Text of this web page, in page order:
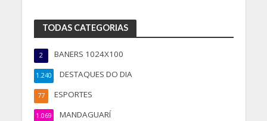
TODAS CATEGORIAS
BANERS 1024X100
2
DESTAQUES DO DIA
1.240
ESPORTES
77
MANDAGUARÍ
1.069